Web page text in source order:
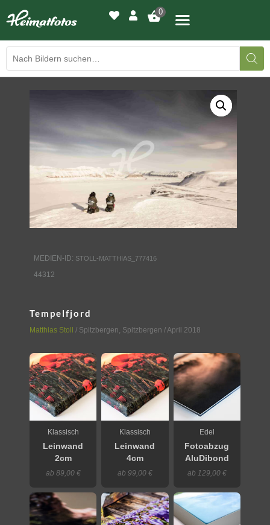
0
DRUCKQUALITÄTEN
LED-LEUCHTBILDER
WIR DRUCKEN IHR BILD
AUSSTELLUNGEN
KONTAKT
MEDIEN-ID: STOLL-MATTHIAS_777416
44312
Tempelfjord
Matthias Stoll / Spitzbergen, Spitzbergen / April 2018
Klassisch
Leinwand
2cm
ab 89,00 €
Klassisch
Leinwand
4cm
ab 99,00 €
Edel
Fotoabzug
AluDibond
ab 129,00 €